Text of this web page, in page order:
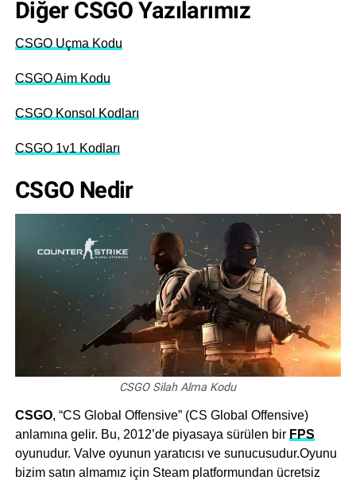
Diğer CSGO Yazılarımız
CSGO Uçma Kodu
CSGO Aim Kodu
CSGO Konsol Kodları
CSGO 1v1 Kodları
CSGO Nedir
CSGO Silah Alma Kodu
CSGO, “CS Global Offensive” (CS Global Offensive)
anlamına gelir. Bu, 2012’de piyasaya sürülen bir FPS
oyunudur. Valve oyunun yaratıcısı ve sunucusudur.Oyunu
bizim satın almamız için Steam platformundan ücretsiz